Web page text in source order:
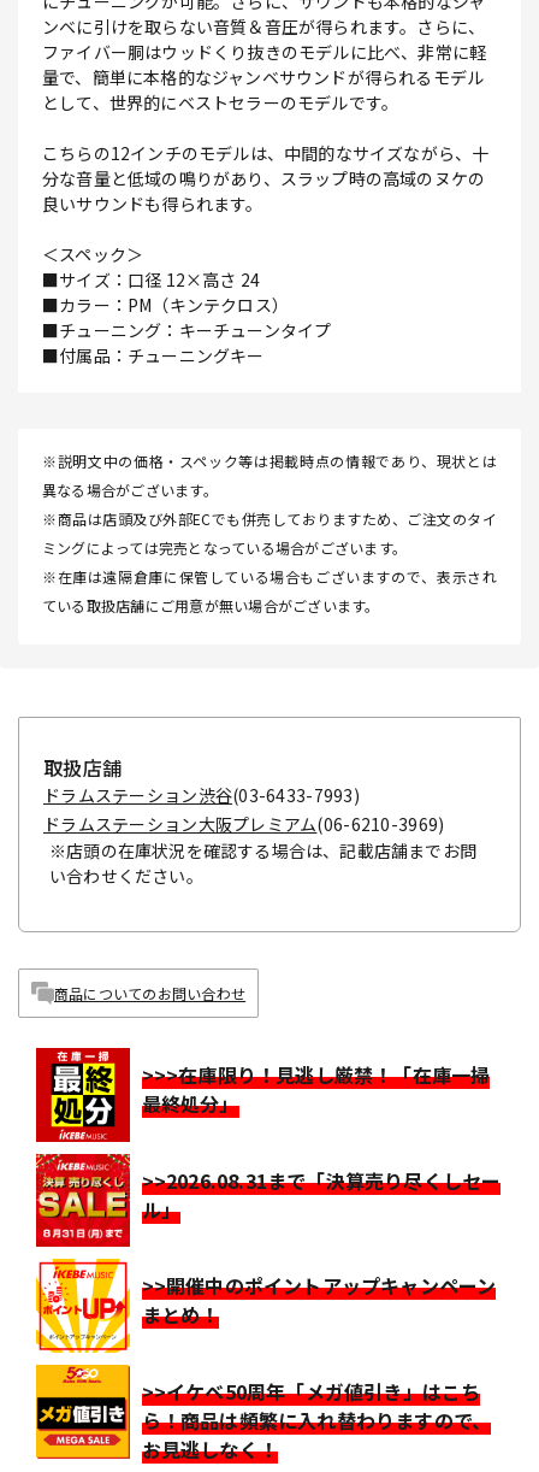
ンベに引けを取らない音質＆音圧が得られます。さらに、
ファイバー胴はウッドくり抜きのモデルに比べ、非常に軽
量で、簡単に本格的なジャンベサウンドが得られるモデル
として、世界的にベストセラーのモデルです。
こちらの12インチのモデルは、中間的なサイズながら、十
分な音量と低域の鳴りがあり、スラップ時の高域のヌケの
良いサウンドも得られます。
＜スペック＞
■サイズ：口径 12×高さ 24
■カラー：PM（キンテクロス）
■チューニング：キーチューンタイプ
■付属品：チューニングキー
※説明文中の価格・スペック等は掲載時点の情報であり、現状とは
異なる場合がございます。
※商品は店頭及び外部ECでも併売しておりますため、ご注文のタイ
ミングによっては完売となっている場合がございます。
※在庫は遠隔倉庫に保管している場合もございますので、表示され
ている取扱店舗にご用意が無い場合がございます。
取扱店舗
ドラムステーション渋谷(03-6433-7993)
ドラムステーション大阪プレミアム(06-6210-3969)
※店頭の在庫状況を確認する場合は、記載店舗までお問
い合わせください。
商品についてのお問い合わせ
>>>在庫限り！見逃し厳禁！「在庫一掃
最終処分」
>>2026.08.31まで「決算売り尽くしセー
ル」
>>開催中のポイントアップキャンペーン
まとめ！
>>イケベ50周年「メガ値引き」はこち
ら！商品は頻繁に入れ替わりますので、
お見逃しなく！